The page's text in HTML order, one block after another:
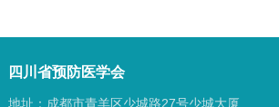
四川省预防医学会
地址：成都市青羊区少城路27号少城大厦